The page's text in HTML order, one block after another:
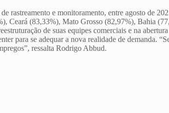
rastreamento e monitoramento, entre agosto de
Ceará (83,33%), Mato Grosso (82,97%), Bahia
de suas equipes comerciais e na
para se adequar a nova realidade de demanda.
ressalta Rodrigo Abbud.